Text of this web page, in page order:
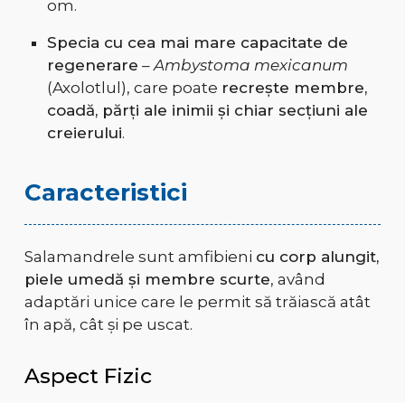
om.
Specia cu cea mai mare capacitate de
regenerare –Ambystoma mexicanum
(Axolotlul), care poate recrește membre,
coadă, părți ale inimii și chiar secțiuni ale
creierului.
Caracteristici
Salamandrele sunt amfibieni cu corp alungit,
piele umedă și membre scurte, având
adaptări unice care le permit să trăiască atât
în apă, cât și pe uscat.
Aspect Fizic